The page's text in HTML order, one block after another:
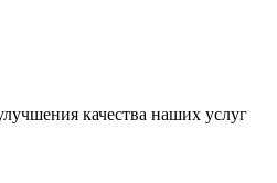
качества наших услуг